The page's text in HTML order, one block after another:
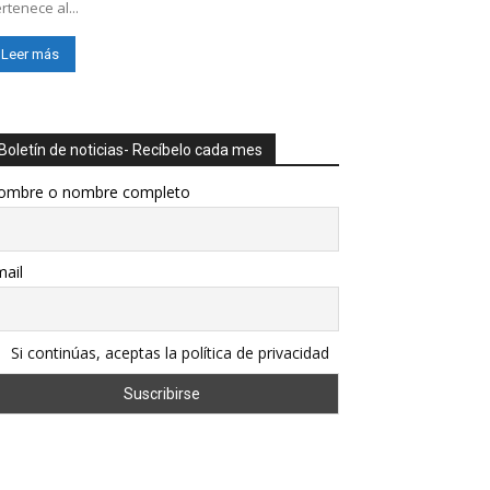
al...
Leer más
Boletín de noticias- Recíbelo cada mes
o nombre completo
Si continúas, aceptas la política de privacidad